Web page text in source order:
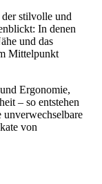
der stilvolle und
In denen
und das
Mittelpunkt
Ergonomie,
– so entstehen
von